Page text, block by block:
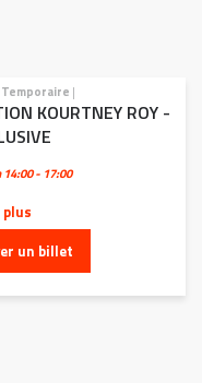
|
KOURTNEY ROY -
14:00 - 17:00
un billet